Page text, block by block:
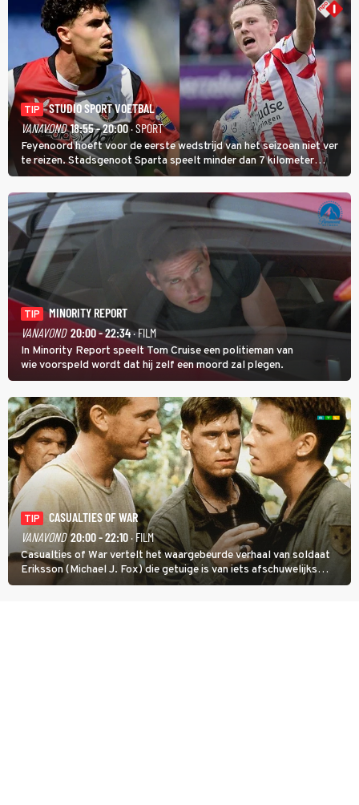
TIP
STUDIO SPORT VOETBAL
VANAVOND 18:55 - 20:00· SPORT
Feyenoord hoeft voor de eerste wedstrijd van het seizoen niet ver
te reizen. Stadsgenoot Sparta speelt minder dan 7 kilometer
verderop. Feyenoord trok de Spaanse spits Nacho Ferri aan van
KVC Westerlo uit België.
TIP
MINORITY REPORT
VANAVOND 20:00 - 22:34· FILM
In Minority Report speelt Tom Cruise een politieman van
wie voorspeld wordt dat hij zelf een moord zal plegen.
TIP
CASUALTIES OF WAR
VANAVOND 20:00 - 22:10· FILM
Casualties of War vertelt het waargebeurde verhaal van soldaat
Eriksson (Michael J. Fox) die getuige is van iets afschuwelijks
tijdens de Vietnamoorlog. Hij besluit uit de school te klappen.